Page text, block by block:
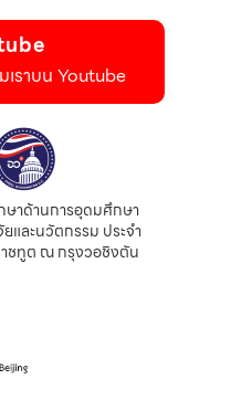
เราบน Youtube
ษาด้านการอุดมศึกษา
และนวัตกรรม ประจำ
ชทูต ณ กรุงวอชิงตัน